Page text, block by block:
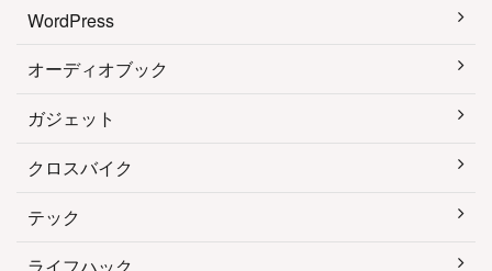
WordPress
オーディオブック
ガジェット
クロスバイク
テック